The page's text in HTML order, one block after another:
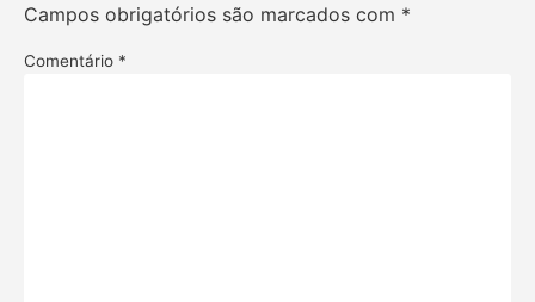
Campos obrigatórios são marcados com *
Comentário *